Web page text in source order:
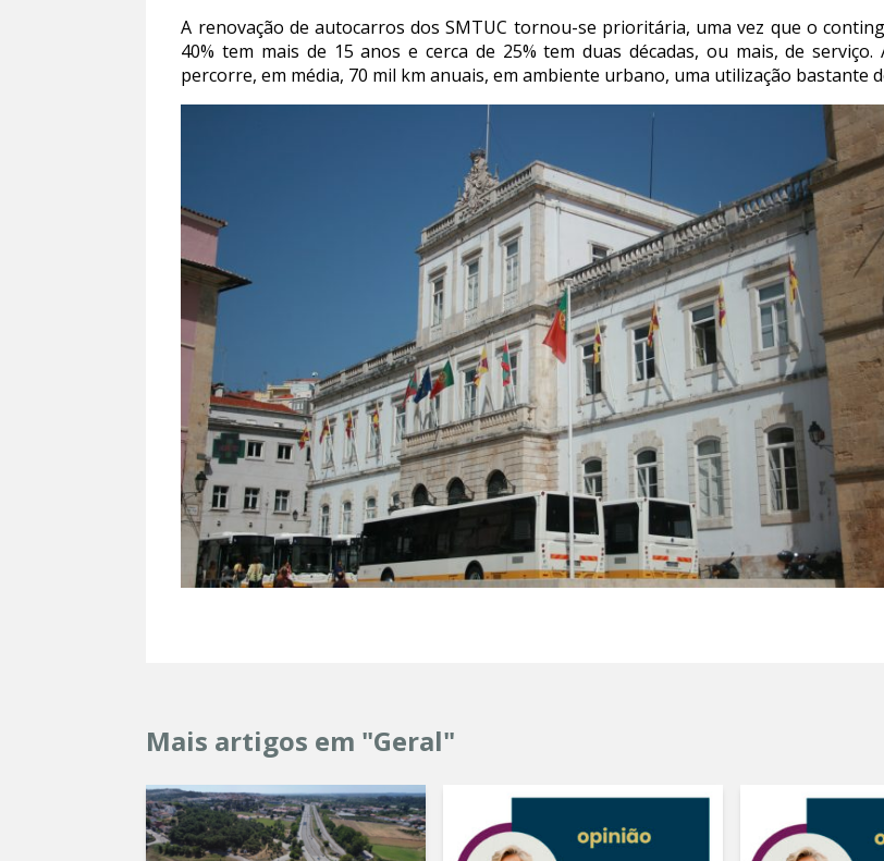
A renovação de autocarros dos SMTUC tornou-se prioritária, uma vez que o
40% tem mais de 15 anos e cerca de 25% tem duas décadas, ou mais, de
percorre, em média, 70 mil km anuais, em ambiente urbano, uma utilização bastante
Mais artigos em "Geral"